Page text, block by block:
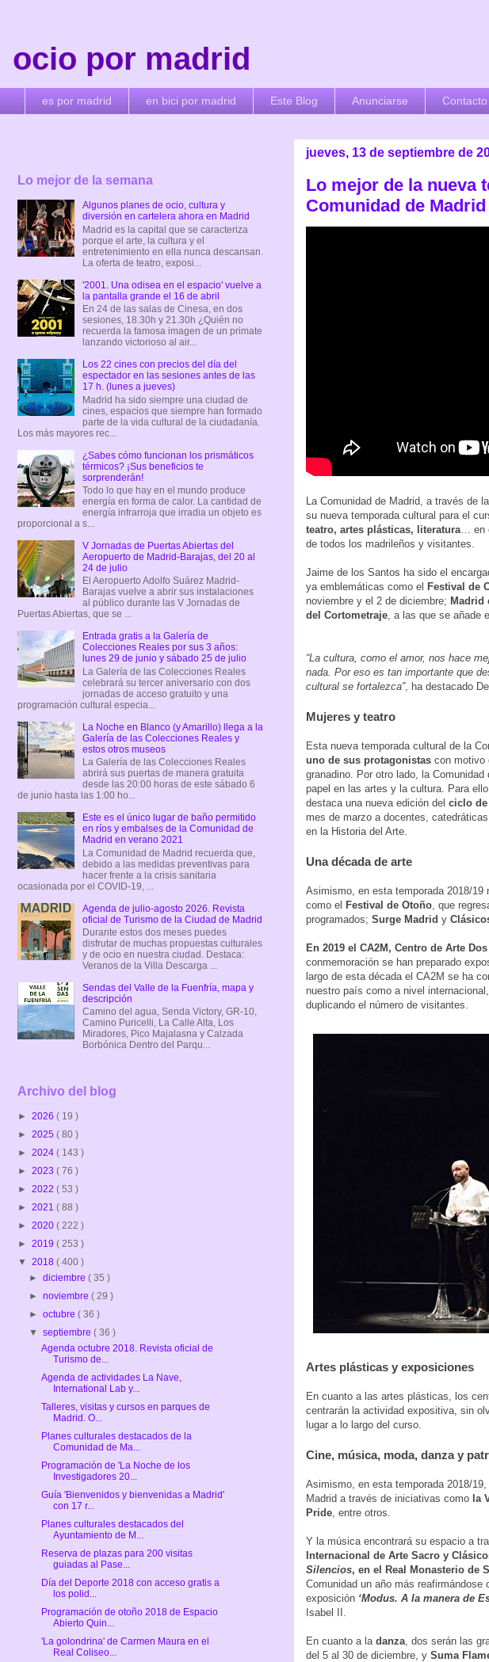
ocio por madrid
es por madrid en bici por madrid Este Blog Anunciarse Contacto
jueves, 13 de septiembre de
Lo mejor de la nueva
Comunidad de Madrid
La Comunidad de Madrid, a través de
su nueva temporada cultural para el
teatro, artes plásticas, literatura … en
de todos los madrileños y visitantes.
Jaime de los Santos ha sido el
ya emblemáticas como el Festival de
noviembre y el 2 de diciembre; Madrid
del Cortometraje , a las que se añade
“La cultura, como el amor, nos hace
nada. Por eso es tan importante que
cultural se fortalezca”, ha destacado
Mujeres y teatro
Esta nueva temporada cultural de la
uno de sus protagonistas con motivo
granadino. Por otro lado, la
papel en las artes y la cultura. Para
destaca una nueva edición del ciclo de
mes de marzo a docentes,
en la Historia del Arte.
Una década de arte
Asimismo, en esta temporada 2018/19
como el Festival de Otoño , que
programados; Surge Madrid y
En 2019 el CA2M, Centro de Arte
conmemoración se han preparado
largo de esta década el CA2M se ha
nuestro país como a nivel
duplicando el número de visitantes.
Artes plásticas y exposiciones
En cuanto a las artes plásticas, los
centrarán la actividad expositiva, sin
lugar a lo largo del curso.
Cine, música, moda, danza y
Asimismo, en esta temporada 2018/
Madrid a través de iniciativas como la
Pride , entre otros.
Y la música encontrará su espacio a
Internacional de Arte Sacro y
Silencios, en el Real Monasterio de
Comunidad un año más
exposición ‘Modus. A la manera de
Isabel II.
En cuanto a la danza , dos serán las
del 5 al 30 de diciembre, y Suma
Lo mejor de la semana
Algunos planes de ocio, cultura y
diversión en cartelera ahora en Madrid
Madrid es la capital que se caracteriza
porque el arte, la cultura y el
entretenimiento en ella nunca descansan.
La oferta de teatro, exposi...
'2001. Una odisea en el espacio' vuelve a
la pantalla grande el 16 de abril
En 24 de las salas de Cinesa, en dos
sesiones, 18.30h y 21.30h ¿Quién no
recuerda la famosa imagen de un primate
lanzando victorioso al air...
Los 22 cines con precios del día del
espectador en las sesiones antes de las
17 h. (lunes a jueves)
Madrid ha sido siempre una ciudad de
cines, espacios que siempre han formado
parte de la vida cultural de la ciudadanía.
Los más mayores rec...
¿Sabes cómo funcionan los prismáticos
térmicos? ¡Sus beneficios te
sorprenderán!
Todo lo que hay en el mundo produce
energía en forma de calor. La cantidad de
energía infrarroja que irradia un objeto es
proporcional a s...
V Jornadas de Puertas Abiertas del
Aeropuerto de Madrid-Barajas, del 20 al
24 de julio
El Aeropuerto Adolfo Suárez Madrid-
Barajas vuelve a abrir sus instalaciones
al público durante las V Jornadas de
Puertas Abiertas, que se ...
Entrada gratis a la Galería de
Colecciones Reales por sus 3 años:
lunes 29 de junio y sábado 25 de julio
La Galería de las Colecciones Reales
celebrará su tercer aniversario con dos
jornadas de acceso gratuito y una
programación cultural especia...
La Noche en Blanco (y Amarillo) llega a la
Galería de las Colecciones Reales y
estos otros museos
La Galería de las Colecciones Reales
abrirá sus puertas de manera gratuita
desde las 20:00 horas de este sábado 6
de junio hasta las 1:00 ho...
Este es el único lugar de baño permitido
en ríos y embalses de la Comunidad de
Madrid en verano 2021
La Comunidad de Madrid recuerda que,
debido a las medidas preventivas para
hacer frente a la crisis sanitaria
ocasionada por el COVID-19, ...
Agenda de julio-agosto 2026. Revista
oficial de Turismo de la Ciudad de Madrid
Durante estos dos meses puedes
disfrutar de muchas propuestas culturales
y de ocio en nuestra ciudad. Destaca:
Veranos de la Villa Descarga ...
Sendas del Valle de la Fuenfría, mapa y
descripción
Camino del agua, Senda Victory, GR-10,
Camino Puricelli, La Calle Alta, Los
Miradores, Pico Majalasna y Calzada
Borbónica Dentro del Parqu...
Archivo del blog
► 2026 ( 19 )
► 2025 ( 80 )
► 2024 ( 143 )
► 2023 ( 76 )
► 2022 ( 53 )
► 2021 ( 88 )
► 2020 ( 222 )
► 2019 ( 253 )
▼ 2018 ( 400 )
►diciembre( 35 )
►noviembre( 29 )
►octubre( 36 )
▼septiembre( 36 )
Agenda octubre 2018. Revista oficial de
Turismo de...
Agenda de actividades La Nave,
International Lab y...
Talleres, visitas y cursos en parques de
Madrid. O...
Planes culturales destacados de la
Comunidad de Ma...
Programación de 'La Noche de los
Investigadores 20...
Guía 'Bienvenidos y bienvenidas a Madrid'
con 17 r...
Planes culturales destacados del
Ayuntamiento de M...
Reserva de plazas para 200 visitas
guiadas al Pase...
Día del Deporte 2018 con acceso gratis a
los polid...
Programación de otoño 2018 de Espacio
Abierto Quin...
'La golondrina' de Carmen Maura en el
Real Coliseo...